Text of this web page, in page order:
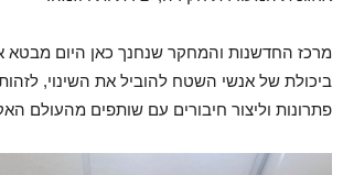
מרכז החדשנות והמחקר שנחנך כאן היום מבטא
ביכולת של אנשי השטח להוביל את השינוי,
פתרונות וליצור חיבורים עם שותפים מהעולם